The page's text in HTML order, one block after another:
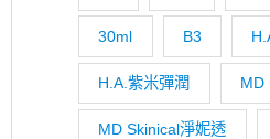
30ml B3
H.A.紫米彈潤 MD
MD Skinical淨妮透